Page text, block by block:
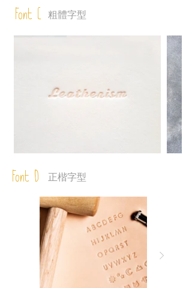
Font C 粗體字型
Font D 正楷字型